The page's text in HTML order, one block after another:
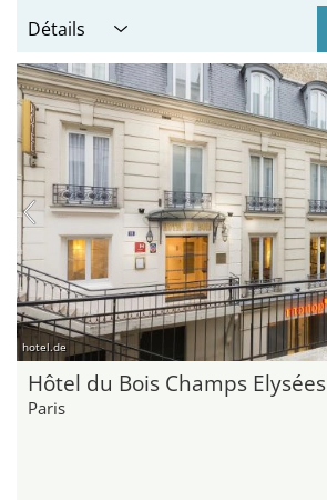
Détails
hotel.de
Hôtel du Bois Champs Elysées
Paris